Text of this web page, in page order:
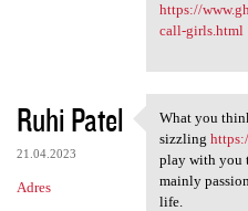
https://
call-girls.html
Ruhi Patel
21.04.2023
Adres
What you
What you
sizzling
play with you
mainly
life.